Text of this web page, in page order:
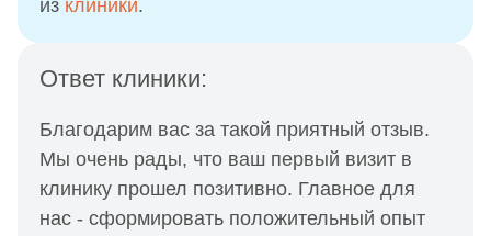
из клиники.
Ответ клиники:
Благодарим вас за такой приятный отзыв.
Мы очень рады, что ваш первый визит в
клинику прошел позитивно. Главное для
нас - сформировать положительный опыт